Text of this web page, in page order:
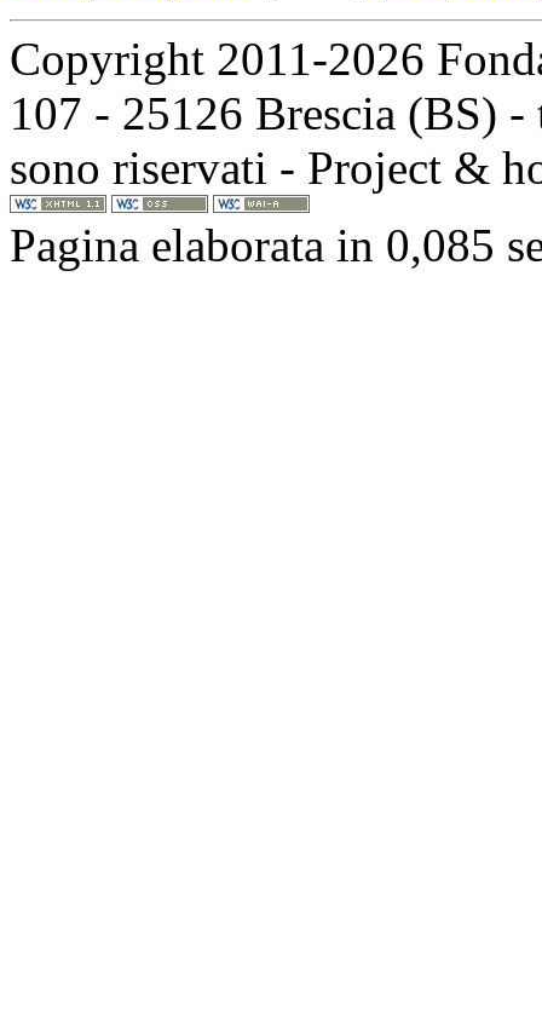
Copyright 2011-2026
107 - 25126 Brescia (BS)
sono riservati - Project &
Pagina elaborata in 0,085